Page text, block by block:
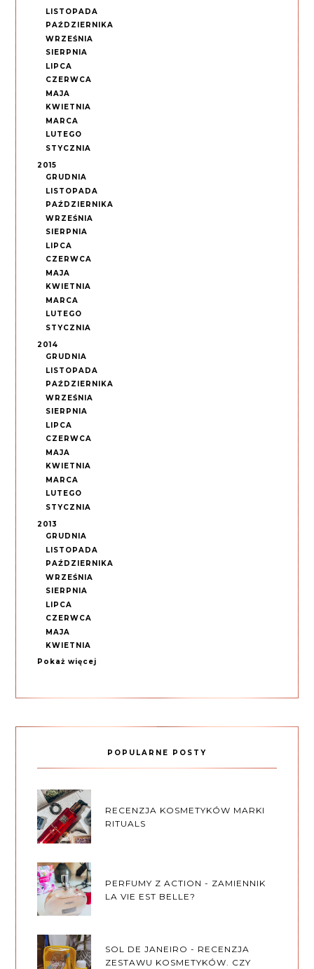
LISTOPADA
PAŹDZIERNIKA
WRZEŚNIA
SIERPNIA
LIPCA
CZERWCA
MAJA
KWIETNIA
MARCA
LUTEGO
STYCZNIA
2015
GRUDNIA
LISTOPADA
PAŹDZIERNIKA
WRZEŚNIA
SIERPNIA
LIPCA
CZERWCA
MAJA
KWIETNIA
MARCA
LUTEGO
STYCZNIA
2014
GRUDNIA
LISTOPADA
PAŹDZIERNIKA
WRZEŚNIA
SIERPNIA
LIPCA
CZERWCA
MAJA
KWIETNIA
MARCA
LUTEGO
STYCZNIA
2013
GRUDNIA
LISTOPADA
PAŹDZIERNIKA
WRZEŚNIA
SIERPNIA
LIPCA
CZERWCA
MAJA
KWIETNIA
Pokaż więcej
POPULARNE POSTY
RECENZJA KOSMETYKÓW MARKI
RITUALS
PERFUMY Z ACTION - ZAMIENNIK
LA VIE EST BELLE?
SOL DE JANEIRO - RECENZJA
ZESTAWU KOSMETYKÓW. CZY